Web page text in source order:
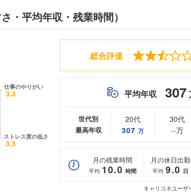
・平均年収・残業時間）
総合評価
平均年収 307
世代別
最高年収
20代
307 万
30代
--万
月の残業時間
平均 10.0 時間
月の休日出勤
平均 9.0 日
キャリコネユーザ